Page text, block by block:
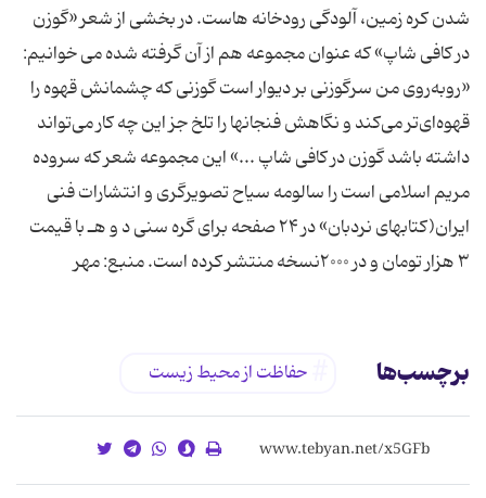
شدن کره زمین، آلودگی رودخانه هاست. در بخشی از شعر «گوزن
در کافی شاپ» که عنوان مجموعه هم از آن گرفته شده می خوانیم:
«روبه‌روی من سرگوزنی بر دیوار است گوزنی که چشمانش قهوه را
قهوه‌ای‌تر می‌کند و نگاهش فنجانها را تلخ جز این چه کار می‌تواند
داشته باشد گوزن در کافی شاپ ...» این مجموعه شعر که سروده
مریم اسلامی است را سالومه سیاح تصویرگری و انتشارات فنی
ایران(کتابهای نردبان» در ۲۴ صفحه برای گره سنی د و هـ با قیمت
۳ هزار تومان و در ۲۰۰۰نسخه منتشر کرده است. منبع: مهر
برچسب‌ها حفاظت از محیط زیست